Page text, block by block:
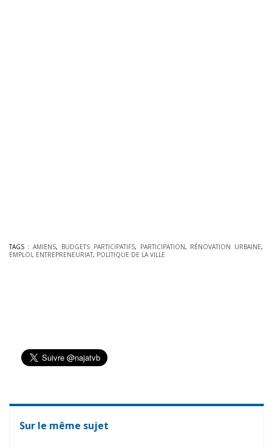
TAGS :AMIENS, BUDGETS PARTICIPATIFS, PARTICIPATION, RÉNOVATION URBAINE,
EMPLOI, ENTREPRENEURIAT, POLITIQUE DE LA VILLE
Sur le même sujet